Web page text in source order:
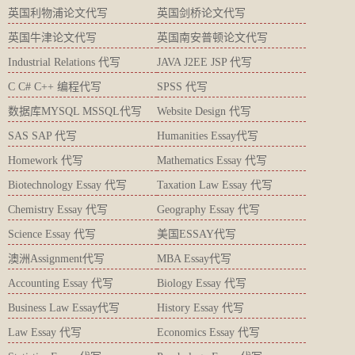
英国利物浦论文代写 英国剑桥论文代写
英国牛津论文代写 英国南安普顿论文代写
Industrial Relations 代写 JAVA J2EE JSP 代写
C C# C++ 编程代写 SPSS 代写
数据库MYSQL MSSQL代写 Website Design 代写
SAS SAP 代写 Humanities Essay代写
Homework 代写 Mathematics Essay 代写
Biotechnology Essay 代写 Taxation Law Essay 代写
Chemistry Essay 代写 Geography Essay 代写
Science Essay 代写 美国ESSAY代写
澳洲Assignment代写 MBA Essay代写
Accounting Essay 代写 Biology Essay 代写
Business Law Essay代写 History Essay 代写
Law Essay 代写 Economics Essay 代写